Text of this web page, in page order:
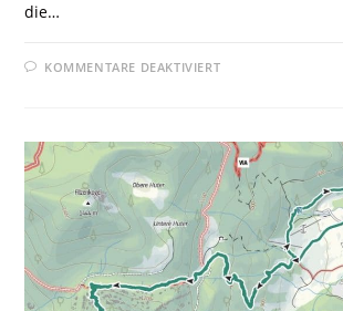
die…
KOMMENTARE DEAKTIVIERT